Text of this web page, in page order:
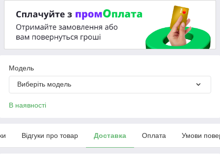
Модель
Виберіть модель
В наявності
Відгуки про товар Доставка Оплата Умови